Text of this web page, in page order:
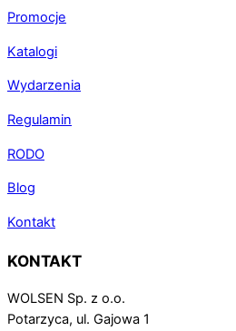
Promocje
Katalogi
Wydarzenia
Regulamin
RODO
Blog
Kontakt
KONTAKT
WOLSEN Sp. z o.o.
Potarzyca, ul. Gajowa 1